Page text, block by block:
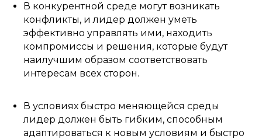
В конкурентной среде могут возникать
конфликты, и лидер должен уметь
эффективно управлять ими, находить
компромиссы и решения, которые будут
наилучшим образом соответствовать
интересам всех сторон.
В условиях быстро меняющейся среды
лидер должен быть гибким, способным
адаптироваться к новым условиям и быстро